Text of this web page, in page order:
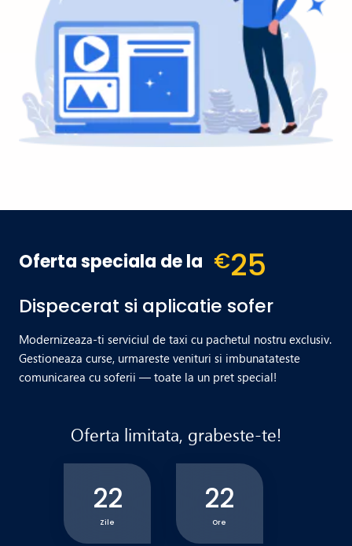
Oferta speciala de la €25
Dispecerat si aplicatie sofer
Modernizeaza-ti serviciul de taxi cu pachetul nostru exclusiv.
Gestioneaza curse, urmareste venituri si imbunatateste
comunicarea cu soferii — toate la un pret special!
Oferta limitata, grabeste-te!
22
Zile
22
Ore